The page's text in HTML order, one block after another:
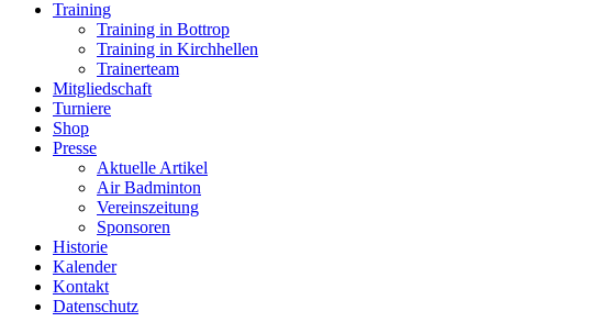
Training
Training in Bottrop
Training in Kirchhellen
Trainerteam
Mitgliedschaft
Turniere
Shop
Presse
Aktuelle Artikel
Air Badminton
Vereinszeitung
Sponsoren
Historie
Kalender
Kontakt
Datenschutz